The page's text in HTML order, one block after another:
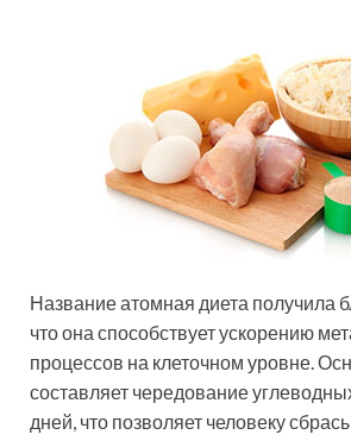
Название атомная диета получила
что она способствует ускорению
процессов на клеточном уровне.
составляет чередование
дней, что позволяет человеку